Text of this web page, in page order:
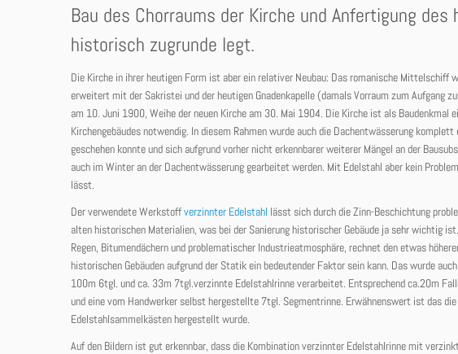
Bau des Chorraums der Kirche und Anfertigung
historisch zugrunde legt.
Die Kirche in ihrer heutigen Form ist aber ein relativer Neubau: Das romanische
erweitert mit der Sakristei und der heutigen Gnadenkapelle (damals Vorraum zum Aufgang
am 10. Juni 1900, Weihe der neuen Kirche am 30. Mai 1904. Die Kirche ist als
Kirchengebäudes notwendig. In diesem Rahmen wurde auch die Dachentwässerung
geschehen konnte und sich aufgrund vorher nicht erkennbarer weiterer Mängel an der
auch im Winter an der Dachentwässerung gearbeitet werden. Mit Edelstahl aber kein
lässt.
Der verwendete Werkstoffverzinnter Edelstahl lässt sich durch die Zinn-Beschichtung
alten historischen Materialien, was bei der Sanierung historischer Gebäude ja sehr wichtig
Regen, Bitumendächern und problematischer Industrieatmosphäre, rechnet den etwas
historischen Gebäuden aufgrund der Statik ein bedeutender Faktor sein kann. Das wurde
100m 6tgl. und ca. 33m 7tgl.verzinnte Edelstahlrinne verarbeitet. Entsprechend ca.20m
und eine vom Handwerker selbst hergestellte 7tgl. Segmentrinne. Erwähnenswert ist das
Edelstahlsammelkästen hergestellt wurde.
Auf den Bildern ist gut erkennbar, dass die Kombination verzinnter Edelstahlrinne mit